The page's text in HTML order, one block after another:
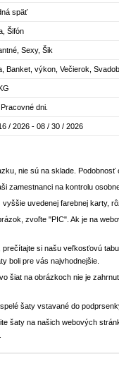
späť
Šifón
Sexy, Šik
Banket, výkon, Večierok,
dni.
/ 2026 - 08 / 30 / 2026
nie sú na sklade.
zamestnanci na kontrolu
uvedenej farebnej karty,
zvoľte "PIC". Ak je na
si našu veľkosťovú
boli pre vás najvhodnejšie.
šiat na obrázkoch nie je
šaty vstavané do
šaty na našich webových